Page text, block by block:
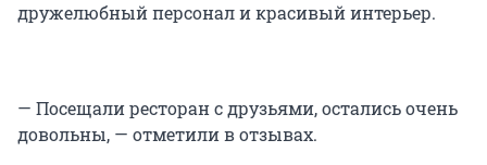
дружелюбный персонал и красивый интерьер.
— Посещали ресторан с друзьями, остались очень
довольны, — отметили в отзывах.